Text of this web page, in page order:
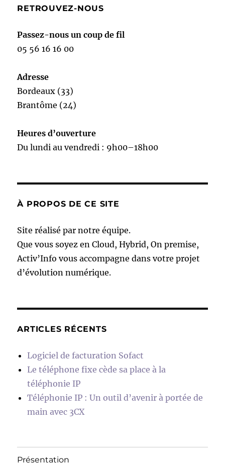
RETROUVEZ-NOUS
Passez-nous un coup de fil
05 56 16 16 00
Adresse
Bordeaux (33)
Brantôme (24)
Heures d’ouverture
Du lundi au vendredi : 9h00–18h00
À PROPOS DE CE SITE
Site réalisé par notre équipe.
Que vous soyez en Cloud, Hybrid, On premise,
Activ’Info vous accompagne dans votre projet
d’évolution numérique.
ARTICLES RÉCENTS
Logiciel de facturation Sofact
Le téléphone fixe cède sa place à la
téléphonie IP
Téléphonie IP : Un outil d’avenir à portée de
main avec 3CX
Présentation